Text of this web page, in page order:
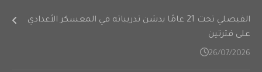
الفيصلي تحت 21 عامًا يدشن تدريباته في المعسكر الأعدادي
على فترتين
26/07/2026